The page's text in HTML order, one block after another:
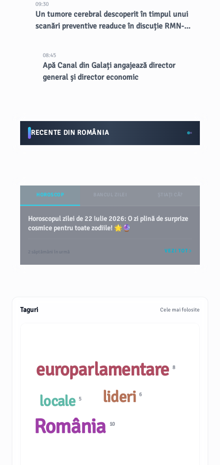
09:30
Un tumore cerebral descoperit în timpul unui
scanări preventive readuce în discuție RMN-
08:45
Apă Canal din Galați angajează director
general și director economic
RECENTE DIN ROMÂNIA
HOROSCOP
Horoscopul zilei de 22 iulie 2026: O zi plină de surprize
cosmice pentru toate zodiile! 🌟🔮
2 săptămâni în urmă VEZI TOT
Taguri Cele mai folosite
România 10
lideri6
europarlamentare8
locale 5